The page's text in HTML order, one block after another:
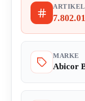
MARKE
Abicor